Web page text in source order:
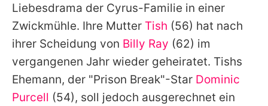
Datenschutzerklärung
Nutzungsbedingungen
Utiq verwalten
Liebesdrama der Cyrus-Familie in einer
Zwickmühle. Ihre Mutter Tish (56) hat nach
ihrer Scheidung von Billy Ray (62) im
vergangenen Jahr wieder geheiratet. Tishs
Ehemann, der "Prison Break"-Star Dominic
Purcell (54), soll jedoch ausgerechnet ein